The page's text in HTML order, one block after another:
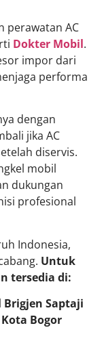
perawatan AC
Dokter Mobil.
impor dari
performa
dengan
jika AC
diservis.
mobil
dukungan
profesional
Indonesia,
Untuk
tersedia di:
Brigjen Saptaji
Bogor